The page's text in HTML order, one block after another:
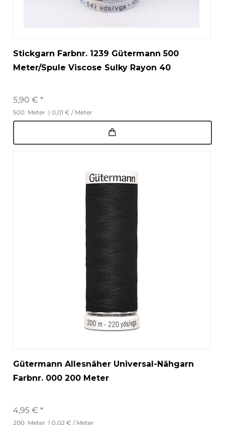
Stickgarn Farbnr. 1239 Gütermann 500
Meter/Spule Viscose Sulky Rayon 40
5,90 € *
500 Meter | 0,01 € / Meter
Gütermann Allesnäher Universal-Nähgarn
Farbnr. 000 200 Meter
4,95 € *
200 Meter | 0,02 € / Meter